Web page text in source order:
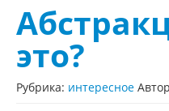
это?
Рубрика: интересное